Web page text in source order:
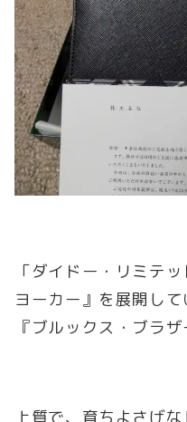
「ダイドー・リミテ
ヨーカー』を展開し
『ブルックス・ブラ
上質で、育ちよさげ